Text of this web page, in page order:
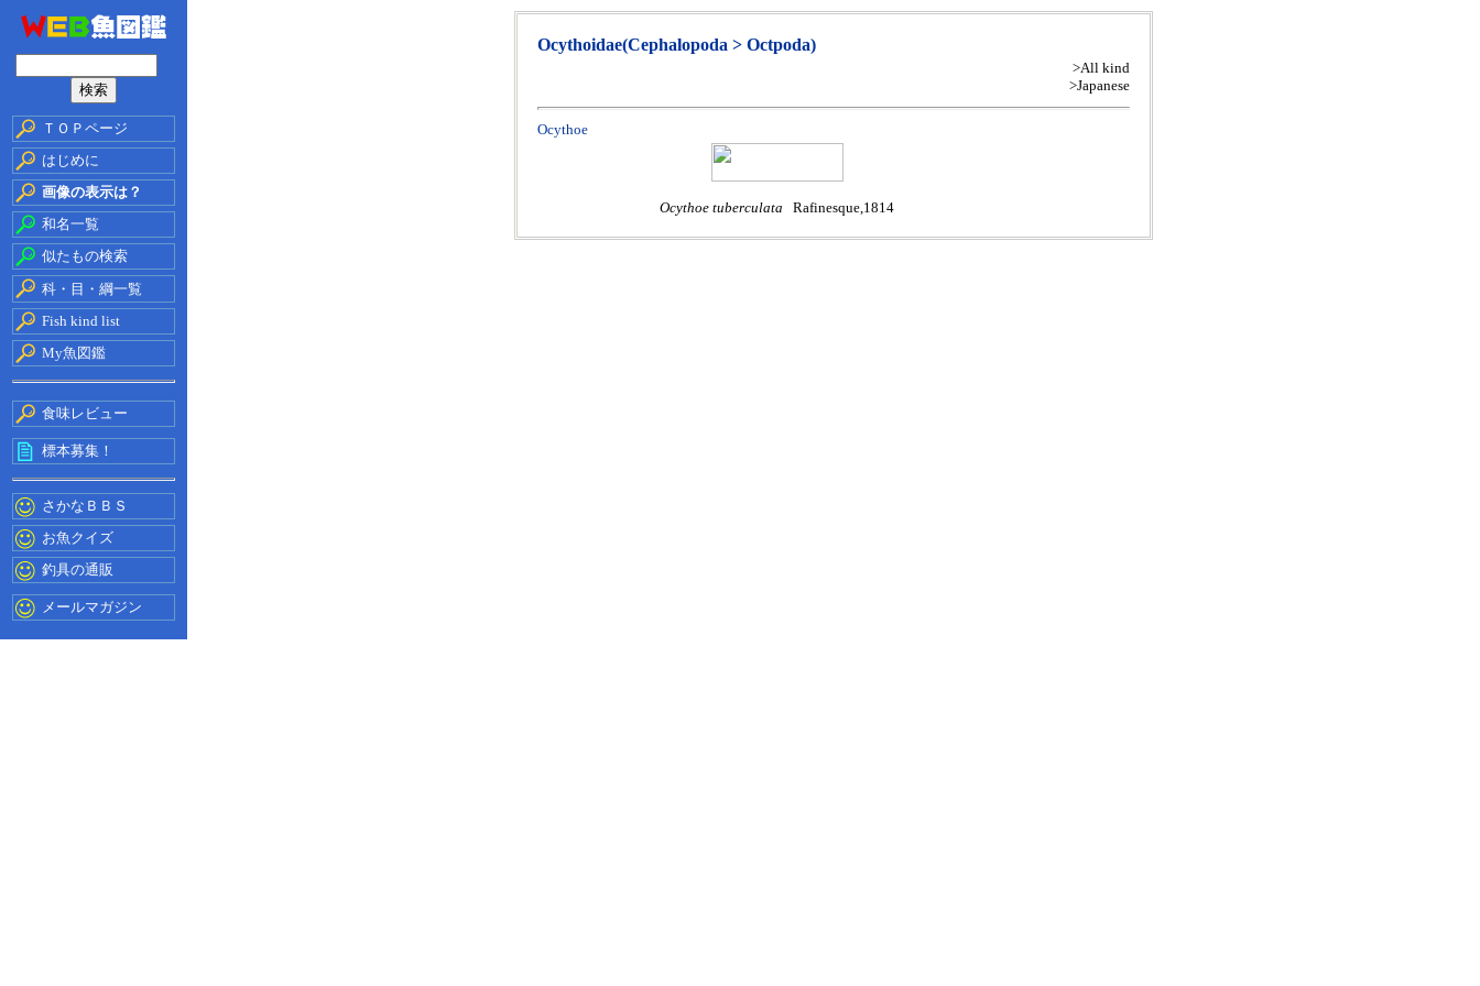
ＴＯＰページ
はじめに
画像の表示は？
和名一覧
似たもの検索
科・目・綱一覧
Fish kind list
My魚図鑑
食味レビュー
標本募集！
さかなＢＢＳ
お魚クイズ
釣具の通販
メールマガジン
Ocythoidae(Cephalopoda > Octpoda)
>All kind
>Japanese
Ocythoe
Ocythoe tuberculata Rafinesque,1814